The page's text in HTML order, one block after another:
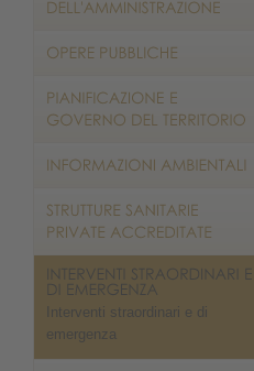
Interventi straordinari e di
emergenza